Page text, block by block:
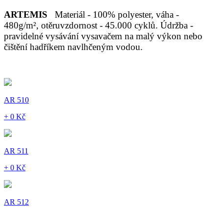
ARTEMIS
Materiál - 100% polyester, váha -
480g/m², otěruvzdornost - 45.000 cyklů. Údržba -
pravidelné vysávání vysavačem na malý výkon nebo
čištění hadříkem navlhčeným vodou.
AR 510
+ 0 Kč
AR 511
+ 0 Kč
AR 512